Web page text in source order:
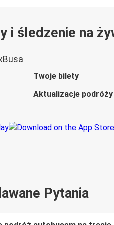
i śledzenie na
Twoje bilety
Aktualizacje podróży
Pytania